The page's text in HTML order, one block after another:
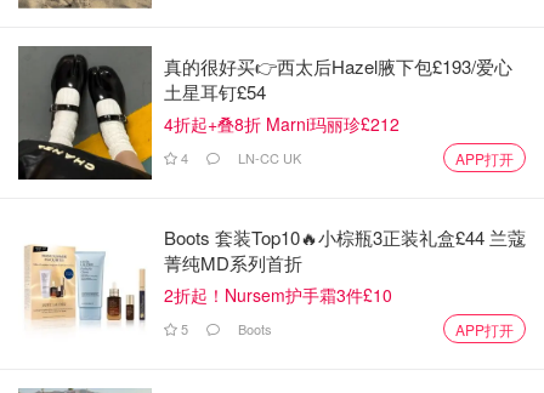
河粉 (越南)
真的很好买👉西太后Hazel腋下包£193/爱心
土星耳钉£54
4折起+叠8折 Marni玛丽珍£212
4 LN-CC UK APP打开
Boots 套装Top10🔥小棕瓶3正装礼盒£44 兰蔻
菁纯MD系列首折
2折起！Nursem护手霜3件£10
5 Boots APP打开